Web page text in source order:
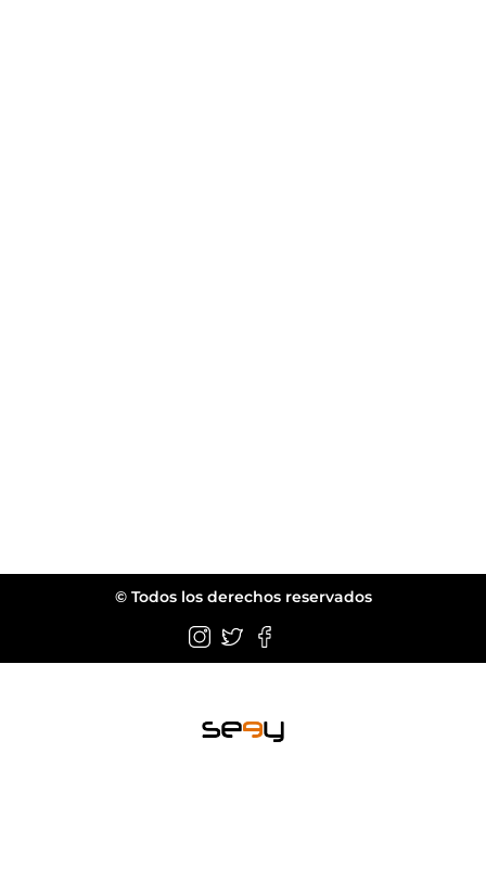
© Todos los derechos reservados